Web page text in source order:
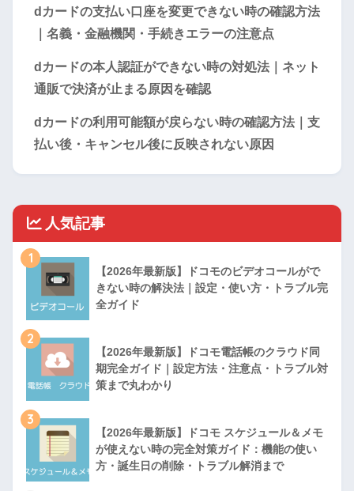
dカードの支払い口座を変更できない時の確認方法
｜名義・金融機関・手続きエラーの注意点
dカードの本人認証ができない時の対処法｜ネット
通販で決済が止まる原因を確認
dカードの利用可能額が戻らない時の確認方法｜支
払い後・キャンセル後に反映されない原因
人気記事
1
【2026年最新版】ドコモのビデオコールがで
きない時の解決法｜設定・使い方・トラブル完
全ガイド
2
【2026年最新版】ドコモ電話帳のクラウド同
期完全ガイド｜設定方法・注意点・トラブル対
策まで丸わかり
3
【2026年最新版】ドコモ スケジュール＆メモ
が使えない時の完全対策ガイド：機能の使い
方・誕生日の削除・トラブル解消まで